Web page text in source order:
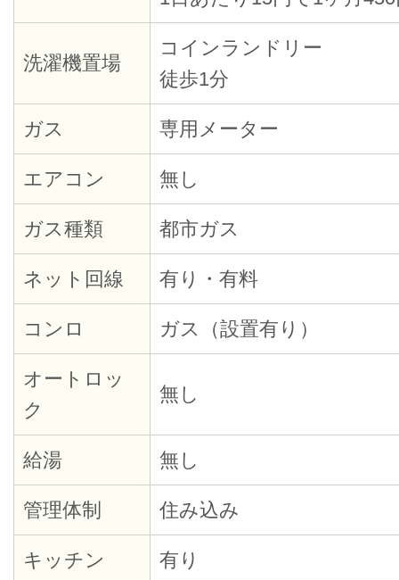
洗濯機置場
コインランドリー
徒歩1分
ガス 専用メーター
エアコン 無し
ガス種類 都市ガス
ネット回線 有り・有料
コンロ ガス（設置有り）
オートロッ
ク
無し
給湯 無し
管理体制 住み込み
キッチン 有り